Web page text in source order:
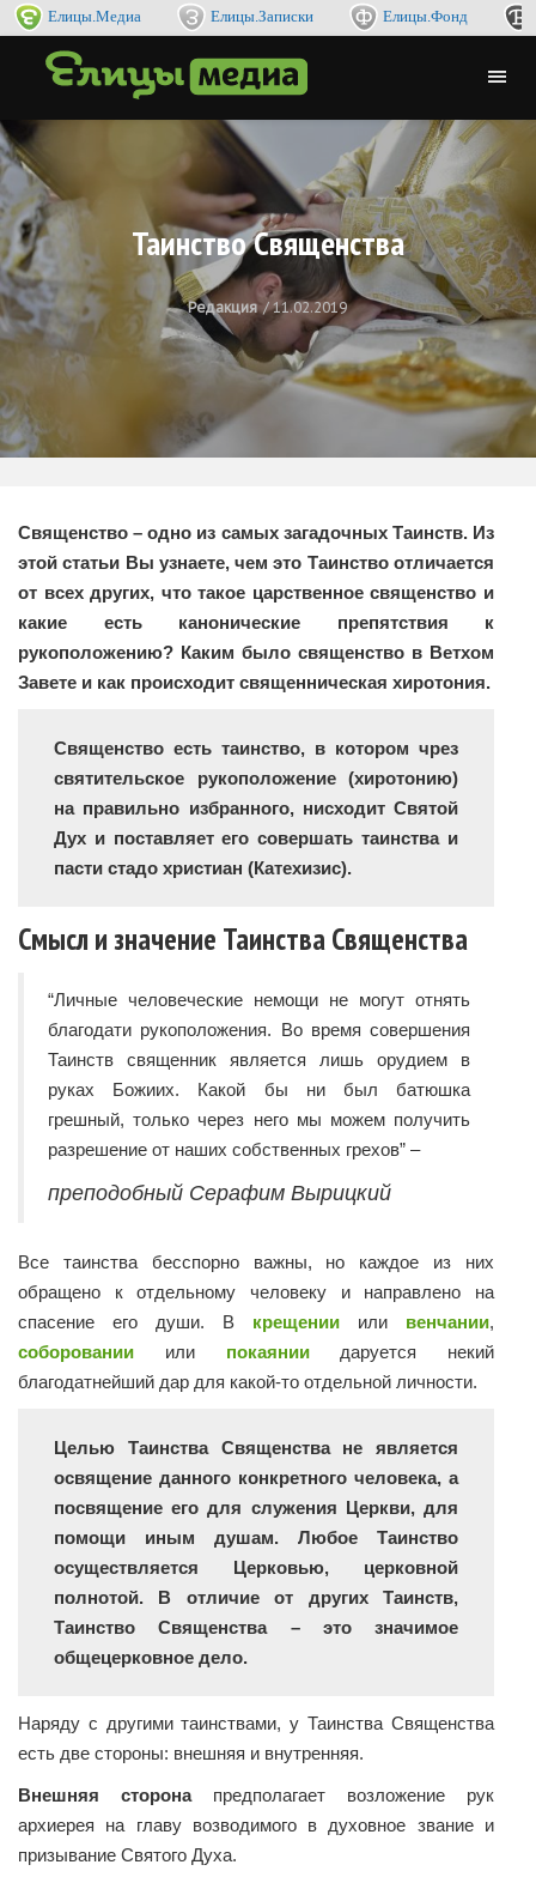
Елицы.Медиа Елицы.Записки Елицы.Фонд
Таинство Священства
Редакция 11.02.2019
Священство – одно из самых загадочных Таинств. Из
этой статьи Вы узнаете, чем это Таинство отличается
от всех других, что такое царственное священство и
какие есть канонические препятствия к
рукоположению? Каким было священство в Ветхом
Завете и как происходит священническая хиротония.
Священство есть таинство, в котором чрез
святительское рукоположение (хиротонию)
на правильно избранного, нисходит Святой
Дух и поставляет его совершать таинства и
пасти стадо христиан (Катехизис).
Смысл и значение Таинства Священства
“Личные человеческие немощи не могут отнять
благодати рукоположения. Во время совершения
Таинств священник является лишь орудием в
руках Божиих. Какой бы ни был батюшка
грешный, только через него мы можем получить
разрешение от наших собственных грехов” –
преподобный Серафим Вырицкий
Все таинства бесспорно важны, но каждое из них
обращено к отдельному человеку и направлено на
спасение его души. В крещении или венчании,
соборовании или покаяниидаруется некий
благодатнейший дар для какой-то отдельной личности.
Целью Таинства Священства не является
освящение данного конкретного человека, а
посвящение его для служения Церкви, для
помощи иным душам. Любое Таинство
осуществляется Церковью, церковной
полнотой. В отличие от других Таинств,
Таинство Священства – это значимое
общецерковное дело.
Наряду с другими таинствами, у Таинства Священства
есть две стороны: внешняя и внутренняя.
Внешняя сторонапредполагает возложение рук
архиерея на главу возводимого в духовное звание и
призывание Святого Духа.